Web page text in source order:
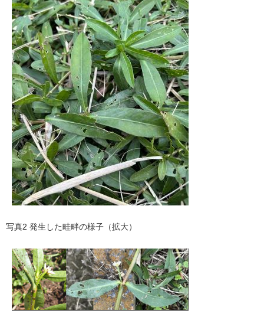
写真2 発生した畦畔の様子（拡大）